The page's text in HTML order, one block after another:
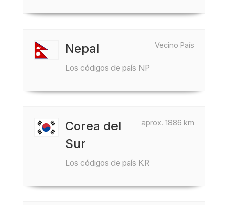
Vecino País
Nepal
Los códigos de país NP
aprox. 1886 km
Corea del
Sur
Los códigos de país KR